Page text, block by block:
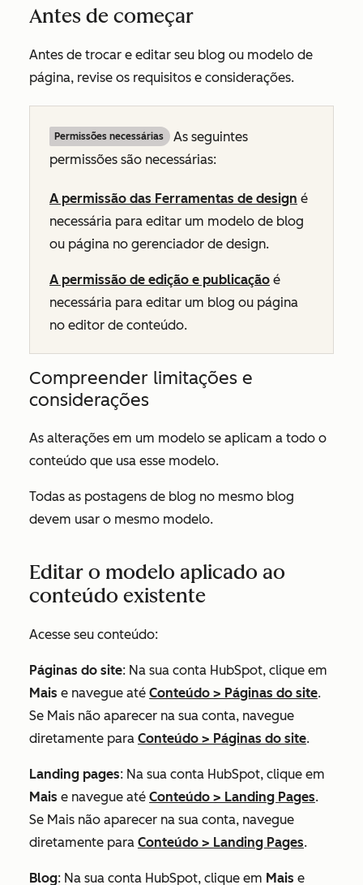
Antes de começar
Antes de trocar e editar seu blog ou modelo de
página, revise os requisitos e considerações.
Permissões necessárias
As seguintes
permissões são necessárias:
A permissão das Ferramentas de design é
necessária para editar um modelo de blog
ou página no gerenciador de design.
A permissão de edição e publicação é
necessária para editar um blog ou página
no editor de conteúdo.
Compreender limitações e
considerações
As alterações em um modelo se aplicam a todo o
conteúdo que usa esse modelo.
Todas as postagens de blog no mesmo blog
devem usar o mesmo modelo.
Editar o modelo aplicado ao
conteúdo existente
Acesse seu conteúdo:
Páginas do site: Na sua conta HubSpot, clique em
Mais e navegue até Conteúdo > Páginas do site.
Se Mais não aparecer na sua conta, navegue
diretamente para Conteúdo > Páginas do site.
Landing pages: Na sua conta HubSpot, clique em
Mais e navegue até Conteúdo > Landing Pages.
Se Mais não aparecer na sua conta, navegue
diretamente para Conteúdo > Landing Pages.
Blog: Na sua conta HubSpot, clique em Mais e